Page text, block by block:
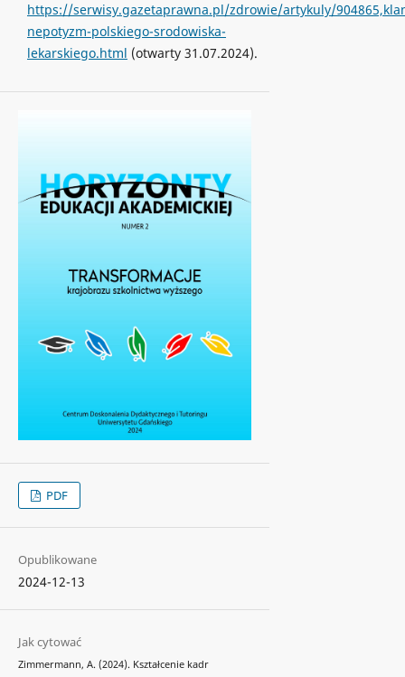
https://serwisy.gazetaprawna.pl/zdrowie/artykuly/
nepotyzm-polskiego-srodowiska-
lekarskiego.html (otwarty 31.07.2024).
PDF
Opublikowane
2024-12-13
Jak cytować
Zimmermann, A. (2024). Kształcenie kadr